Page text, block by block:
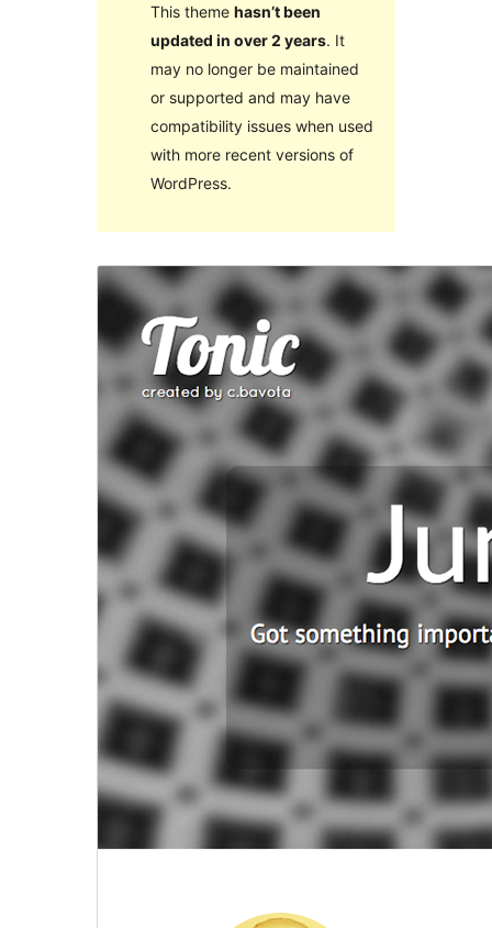
This theme hasn’t been
updated in over 2 years. It
may no longer be maintained
or supported and may have
compatibility issues when used
with more recent versions of
WordPress.